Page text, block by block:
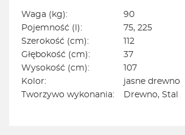
Waga (kg):
90
Pojemność (l):
75, 225
Szerokość (cm):
112
Głębokość (cm):
37
Wysokość (cm):
107
Kolor:
jasne drewno
Tworzywo wykonania:
Drewno, Stal